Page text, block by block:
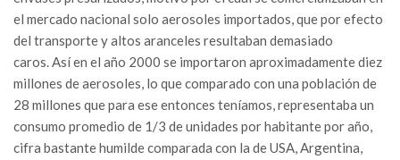
el mercado nacional solo aerosoles importados, que por efecto
del transporte y altos aranceles resultaban demasiado
caros. Así en el año 2000 se importaron aproximadamente diez
millones de aerosoles, lo que comparado con una población de
28 millones que para ese entonces teníamos, representaba un
consumo promedio de 1/3 de unidades por habitante por año,
cifra bastante humilde comparada con la de USA, Argentina,